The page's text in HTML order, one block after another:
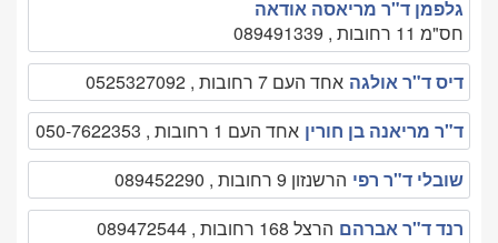
גלפמן ד"ר מריאסה אודאה
חס"מ 11 רחובות , 089491339
דיס ד"ר אולגה אחד העם 7 רחובות , 0525327092
ד"ר מריאנה בן חורין אחד העם 1 רחובות , 050-7622353
שובלי ד"ר רפי הרשנזון 9 רחובות , 089452290
רנד ד"ר אברהם הרצל 168 רחובות , 089472544